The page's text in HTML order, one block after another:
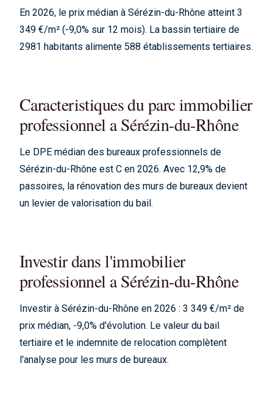
En 2026, le prix médian à Sérézin-du-Rhône atteint 3
349 €/m² (-9,0% sur 12 mois). La bassin tertiaire de
2981 habitants alimente 588 établissements tertiaires.
Caracteristiques du parc immobilier
professionnel a Sérézin-du-Rhône
Le DPE médian des bureaux professionnels de
Sérézin-du-Rhône est C en 2026. Avec 12,9% de
passoires, la rénovation des murs de bureaux devient
un levier de valorisation du bail.
Investir dans l'immobilier
professionnel a Sérézin-du-Rhône
Investir à Sérézin-du-Rhône en 2026 : 3 349 €/m² de
prix médian, -9,0% d'évolution. Le valeur du bail
tertiaire et le indemnite de relocation complètent
l'analyse pour les murs de bureaux.